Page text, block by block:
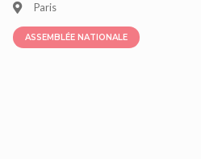
Paris
ASSEMBLÉE NATIONALE